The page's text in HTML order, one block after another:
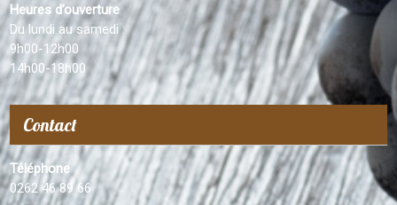
Heures d’ouverture
Du lundi au samedi :
9h00-12h00
14h00-18h00
Contact
Téléphone
0262 46 89 66